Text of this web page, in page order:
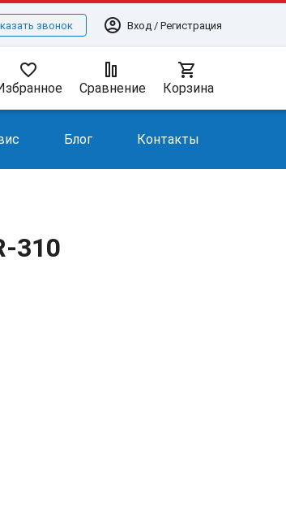
звонок account_circle Вход / Регистрация
favorite_border
Сравнение
shopping_cart
Корзина
Блог Контакты
310